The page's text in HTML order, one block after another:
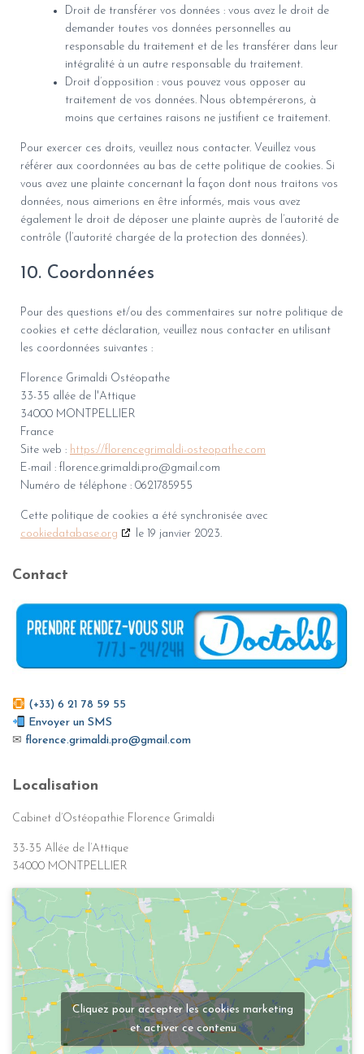
Droit de transférer vos données : vous avez le droit de
demander toutes vos données personnelles au
responsable du traitement et de les transférer dans leur
intégralité à un autre responsable du traitement.
Droit d’opposition : vous pouvez vous opposer au
traitement de vos données. Nous obtempérerons, à
moins que certaines raisons ne justifient ce traitement.
Pour exercer ces droits, veuillez nous contacter. Veuillez vous
référer aux coordonnées au bas de cette politique de cookies. Si
vous avez une plainte concernant la façon dont nous traitons vos
données, nous aimerions en être informés, mais vous avez
également le droit de déposer une plainte auprès de l’autorité de
contrôle (l’autorité chargée de la protection des données).
10. Coordonnées
Pour des questions et/ou des commentaires sur notre politique de
cookies et cette déclaration, veuillez nous contacter en utilisant
les coordonnées suivantes :
Florence Grimaldi Ostéopathe
33-35 allée de l'Attique
34000 MONTPELLIER
France
Site web : https://florencegrimaldi-osteopathe.com
E-mail : florence.grimaldi.pro@gmail.com
Numéro de téléphone : 0621785955
Cette politique de cookies a été synchronisée avec
cookiedatabase.org
le 19 janvier 2023.
Contact
(+33) 6 21 78 59 55
Envoyer un SMS
✉ florence.grimaldi.pro@gmail.com
Localisation
Cabinet d’Ostéopathie Florence Grimaldi
33-35 Allée de l’Attique
34000 MONTPELLIER
Cliquez pour accepter les cookies marketing
et activer ce contenu